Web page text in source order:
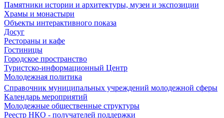
Памятники истории и архитектуры, музеи и экспозиции
Храмы и монастыри
Объекты интерактивного показа
Досуг
Рестораны и кафе
Гостиницы
Городское пространство
Туристско-информационный Центр
Молодежная политика
Справочник муниципальных учреждений молодежной сферы
Календарь мероприятий
Молодежные общественные структуры
Реестр НКО - получателей поддержки